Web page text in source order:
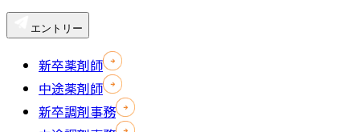
エントリー
新卒薬剤師
中途薬剤師
新卒調剤事務